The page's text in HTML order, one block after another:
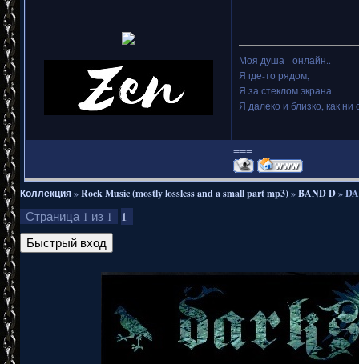
Моя душа - онлайн..
Я где-то рядом,
Я за стеклом экрана
Я далеко и близко, как ни
===
Коллекция»Rock Music (mostly lossless and a small part mp3)»BAND D»
Страница 1 из 1 1